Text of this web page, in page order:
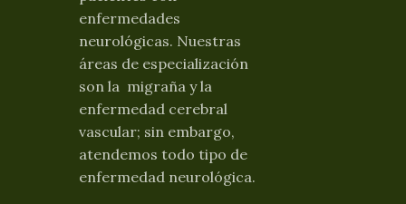
enfermedades
neurológicas. Nuestras
áreas de especialización
son la migraña y la
enfermedad cerebral
vascular; sin embargo,
atendemos todo tipo de
enfermedad neurológica.